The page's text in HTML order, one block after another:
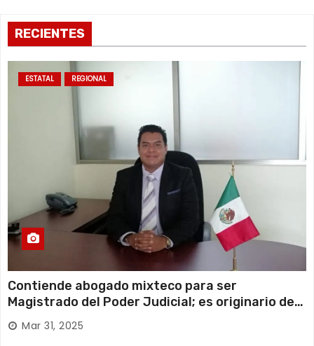
RECIENTES
ESTATAL REGIONAL
Contiende abogado mixteco para ser
Magistrado del Poder Judicial; es originario de
Huajuapan de León
Mar 31, 2025